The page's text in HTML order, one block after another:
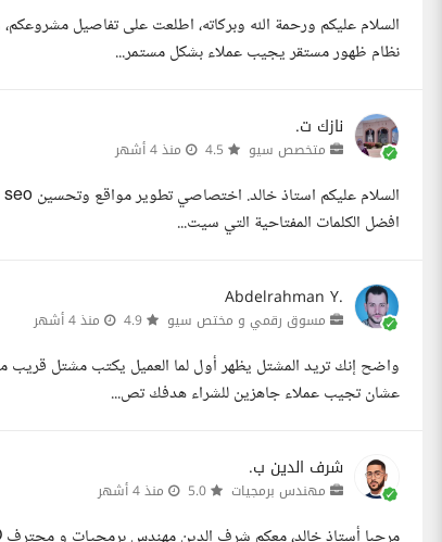
نظام ظهور مستقر يجيب عملاء بشكل مستمر...
نازك ت.
متخصص سيو منذ 4 أشهر
افضل الكلمات المفتاحية التي سيت...
Abdelrahman Y.
مسوق رقمي و مختص سيو منذ 4 أشهر
عشان تجيب عملاء جاهزين للشراء هدفك تص...
شرف الدين ب.
مهندس برمجيات منذ 4 أشهر